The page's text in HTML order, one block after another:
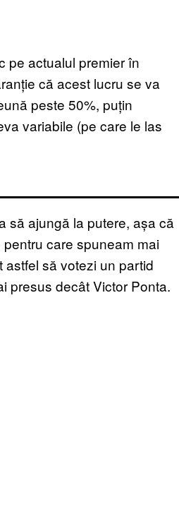
pe actualul premier în
că acest lucru se va
peste 50%, puțin
variabile (pe care le las
să ajungă la putere, așa că
care spuneam mai
să votezi un partid
presus decât Victor Ponta.